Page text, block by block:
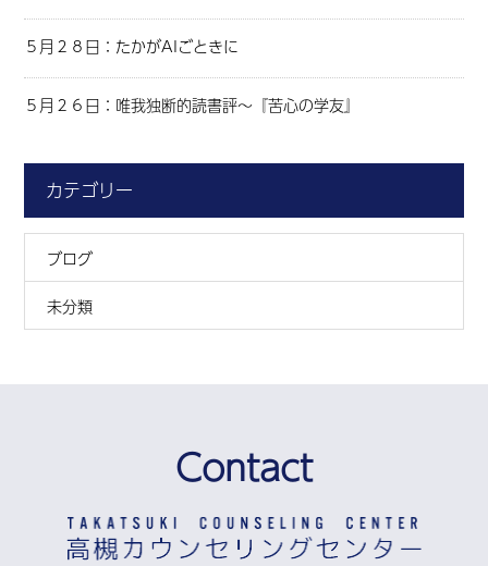
５月２８日：たかがAIごときに
５月２６日：唯我独断的読書評～『苦心の学友』
カテゴリー
ブログ
未分類
Contact